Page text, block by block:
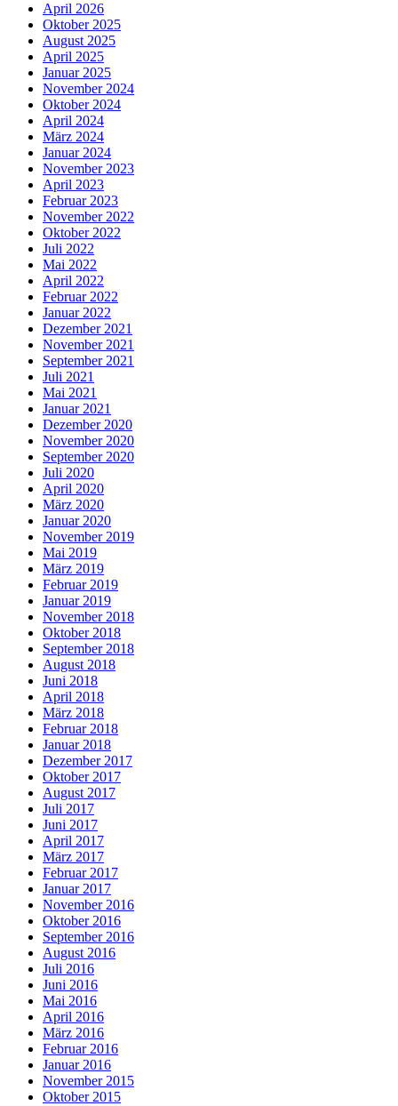
April 2026
Oktober 2025
August 2025
April 2025
Januar 2025
November 2024
Oktober 2024
April 2024
März 2024
Januar 2024
November 2023
April 2023
Februar 2023
November 2022
Oktober 2022
Juli 2022
Mai 2022
April 2022
Februar 2022
Januar 2022
Dezember 2021
November 2021
September 2021
Juli 2021
Mai 2021
Januar 2021
Dezember 2020
November 2020
September 2020
Juli 2020
April 2020
März 2020
Januar 2020
November 2019
Mai 2019
März 2019
Februar 2019
Januar 2019
November 2018
Oktober 2018
September 2018
August 2018
Juni 2018
April 2018
März 2018
Februar 2018
Januar 2018
Dezember 2017
Oktober 2017
August 2017
Juli 2017
Juni 2017
April 2017
März 2017
Februar 2017
Januar 2017
November 2016
Oktober 2016
September 2016
August 2016
Juli 2016
Juni 2016
Mai 2016
April 2016
März 2016
Februar 2016
Januar 2016
November 2015
Oktober 2015